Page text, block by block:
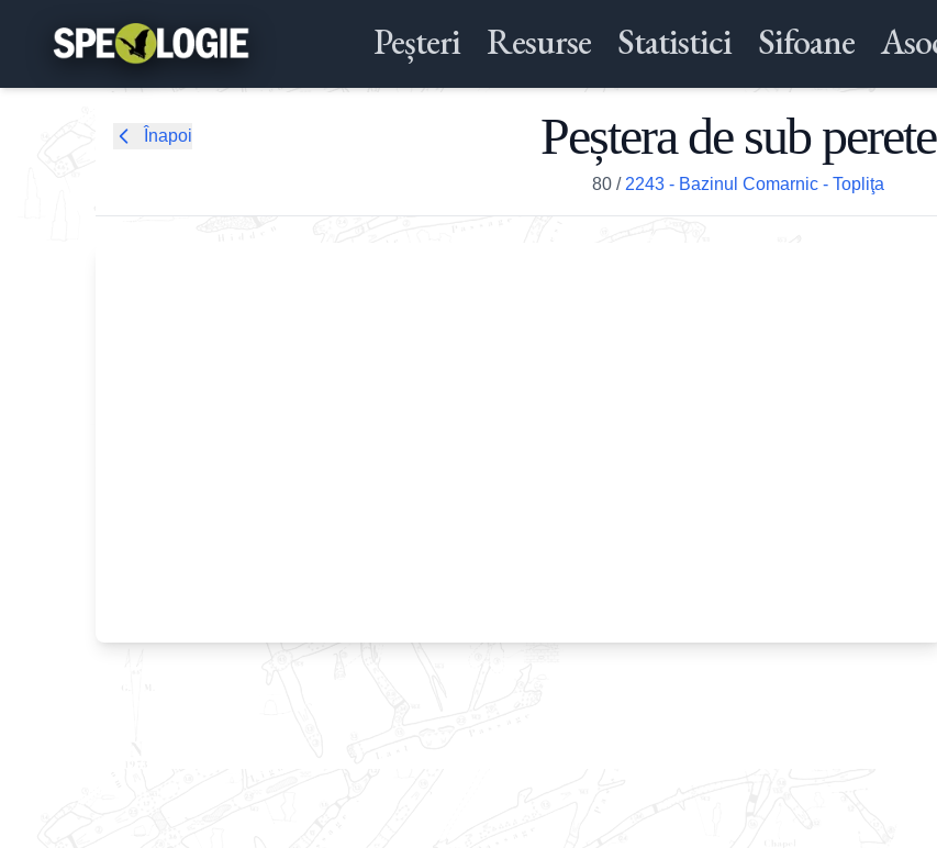
Peșteri Resurse Statistici Sifoane
Înapoi Peștera de sub perete
80 / 2243 - Bazinul Comarnic - Topliţa